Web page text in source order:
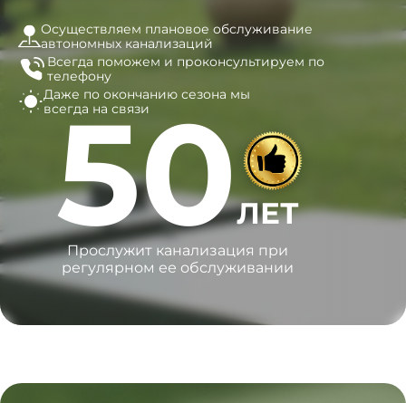
Осуществляем плановое обслуживание
автономных канализаций
Всегда поможем и проконсультируем по
телефону
Даже по окончанию сезона мы
всегда на связи
50ЛЕТ
Прослужит канализация при
регулярном ее обслуживании